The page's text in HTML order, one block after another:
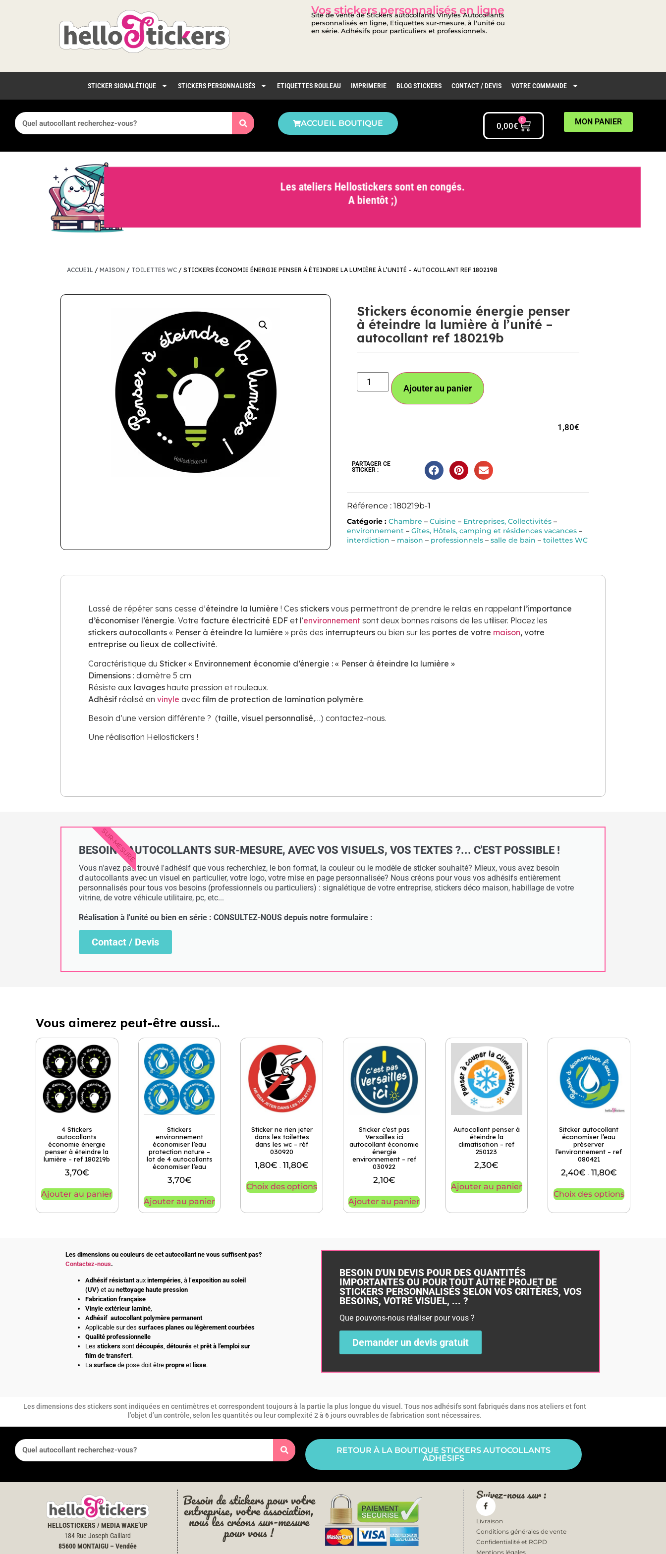
Vos stickers personnalisés en ligne
Site de vente de Stickers autocollants Vinyles Autocollants
personnalisés en ligne, Etiquettes sur-mesure, à l'unité ou
en série. Adhésifs pour particuliers et professionnels.
STICKER SIGNALÉTIQUE STICKERS PERSONNALISÉS ETIQUETTES ROULEAU IMPRIMERIE BLOG STICKERS CONTACT / DEVIS VOTRE COMMANDE
ACCUEIL BOUTIQUE 0,00€
0 MON PANIER
Les ateliers Hellostickers sont en congés.
A bientôt ;)
ACCUEIL /MAISON / TOILETTES WC / STICKERS ÉCONOMIE ÉNERGIE PENSER À ÉTEINDRE LA LUMIÈRE À L’UNITÉ – AUTOCOLLANT REF 180219B
Stickers économie énergie penser
à éteindre la lumière à l’unité –
autocollant ref 180219b
Ajouter au panier
1,80€
PARTAGER CE
STICKER :
Référence : 180219b-1
Catégorie : Chambre – Cuisine – Entreprises, Collectivités–
environnement– Gîtes, Hôtels, camping et résidences vacances–
interdiction – maison – professionnels– salle de bain – toilettes WC
Lassé de répéter sans cesse d’éteindre la lumière ! Ces stickers vous permettront de prendre le relais en rappelant l’importance
d’économiser l’énergie. Votre facture électricité EDF et l’environnement sont deux bonnes raisons de les utiliser. Placez les
stickers autocollants « Penser à éteindre la lumière » près des interrupteurs ou bien sur les portes de votre maison, votre
entreprise ou lieux de collectivité.
Caractéristique du Sticker « Environnement économie d’énergie : « Penser à éteindre la lumière »
Dimensions : diamètre 5 cm
Résiste aux lavages haute pression et rouleaux.
Adhésif réalisé en vinyle avec film de protection de lamination polymère.
Besoin d’une version différente ? (taille, visuel personnalisé,…) contactez-nous.
Une réalisation Hellostickers !
BESOIN D'AUTOCOLLANTS SUR-MESURE, AVEC VOS VISUELS, VOS TEXTES ?... C'EST POSSIBLE !
Vous n'avez pas trouvé l'adhésif que vous recherchiez, le bon format, la couleur ou le modèle de sticker souhaité? Mieux, vous avez besoin
d'autocollants avec un visuel en particulier, votre logo, votre mise en page personnalisée? Nous créons pour vous vos adhésifs entièrement
personnalisés pour tous vos besoins (professionnels ou particuliers) : signalétique de votre entreprise, stickers déco maison, habillage de votre
vitrine, de votre véhicule utilitaire, pc, etc...
Réalisation à l'unité ou bien en série : CONSULTEZ-NOUS depuis notre formulaire :
Contact / Devis
SUR-MESURE
Vous aimerez peut-être aussi…
4 Stickers
autocollants
économie énergie
penser à éteindre la
lumière – ref 180219b
3,70€
Ajouter au panier
Stickers
environnement
économiser l’eau
protection nature –
lot de 4 autocollants
économiser l’eau
3,70€
Ajouter au panier
Sticker ne rien jeter
dans les toilettes
dans les wc – réf
030920
1,80€ – 11,80€
Choix des options
Sticker c’est pas
Versailles ici
autocollant économie
énergie
environnement – ref
030922
2,10€
Ajouter au panier
Autocollant penser à
éteindre la
climatisation – ref
250123
2,30€
Ajouter au panier
Sitcker autocollant
économiser l’eau
préserver
l’environnement – ref
080421
2,40€ – 11,80€
Choix des options
Les dimensions ou couleurs de cet autocollant ne vous suffisent pas?
Contactez-nous.
Adhésif résistantaux intempéries, à l’exposition au soleil
(UV) et au nettoyage haute pression
Fabrication française
Vinyle extérieur laminé,
Adhésif autocollant polymère permanent
Applicable sur des surfaces planes ou légèrement courbées
Qualité professionnelle
Les stickers sont découpés, détourés et prêt à l’emploi sur
film de transfert.
La surface de pose doit être propre et lisse.
BESOIN D'UN DEVIS POUR DES QUANTITÉS
IMPORTANTES OU POUR TOUT AUTRE PROJET DE
STICKERS PERSONNALISÉS SELON VOS CRITÈRES, VOS
BESOINS, VOTRE VISUEL, ... ?
Que pouvons-nous réaliser pour vous ?
Demander un devis gratuit
Les dimensions des stickers sont indiquées en centimètres et correspondent toujours à la partie la plus longue du visuel. Tous nos adhésifs sont fabriqués dans nos ateliers et font
l’objet d’un contrôle, selon les quantités ou leur complexité 2 à 6 jours ouvrables de fabrication sont nécessaires.
RETOUR À LA BOUTIQUE STICKERS AUTOCOLLANTS
ADHÉSIFS
HELLOSTICKERS / MEDIA WAKE’UP
184 Rue Joseph Gaillard
85600MONTAIGU – Vendée
Besoin de stickers pour votre
entreprise, votre association,
nous les créons sur-mesure
pour vous !
Suivez-nous sur :
Livraison
Conditions générales de vente
Confidentialité et RGPD
Mentions légales